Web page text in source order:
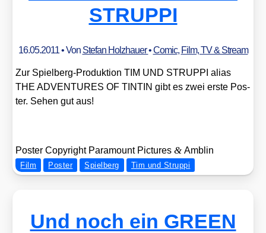
STRUPPI
16.05.2011• Von Stefan Holzhauer•Comic, Film, TV & Stream
Zur Spiel­berg-Pro­duk­ti­on TIM UND STRUPPI ali­as
THE ADVENTURES OF TINTIN gibt es zwei ers­te Pos­
ter. Sehen gut aus!
Pos­ter Copy­right Para­mount Pic­tures& Amblin
Film Poster Spielberg Tim und Struppi
Und noch ein GREEN